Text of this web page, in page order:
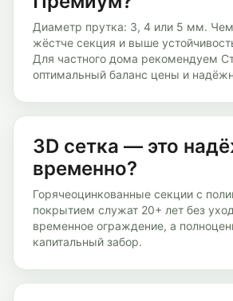
Диаметр прутка: 3, 4 или 5 мм.
жёстче секция и выше
Для частного дома рекомендуем
оптимальный баланс цены и
3D сетка — это
временно?
Горячеоцинкованные секции с
покрытием служат 20+ лет без
временное ограждение, а
капитальный забор.